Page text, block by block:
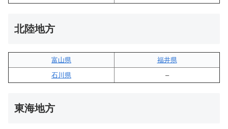
北陸地方
富山県
福井県
石川県
–
東海地方